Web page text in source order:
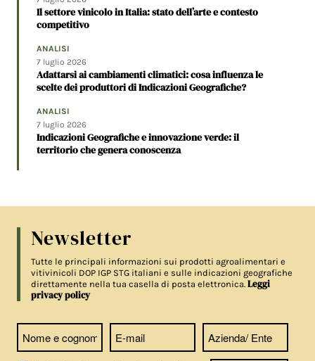
Il settore vinicolo in Italia: stato dell’arte e contesto
competitivo
ANALISI
7 luglio 2026
Adattarsi ai cambiamenti climatici: cosa influenza le
scelte dei produttori di Indicazioni Geografiche?
ANALISI
7 luglio 2026
Indicazioni Geografiche e innovazione verde: il
territorio che genera conoscenza
Newsletter
Tutte le principali informazioni sui prodotti agroalimentari e
vitivinicoli DOP IGP STG italiani e sulle indicazioni geografiche
direttamente nella tua casella di posta elettronica.Leggi
privacy policy